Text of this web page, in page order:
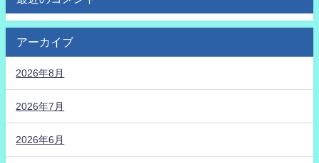
アーカイブ
2026年8月
2026年7月
2026年6月